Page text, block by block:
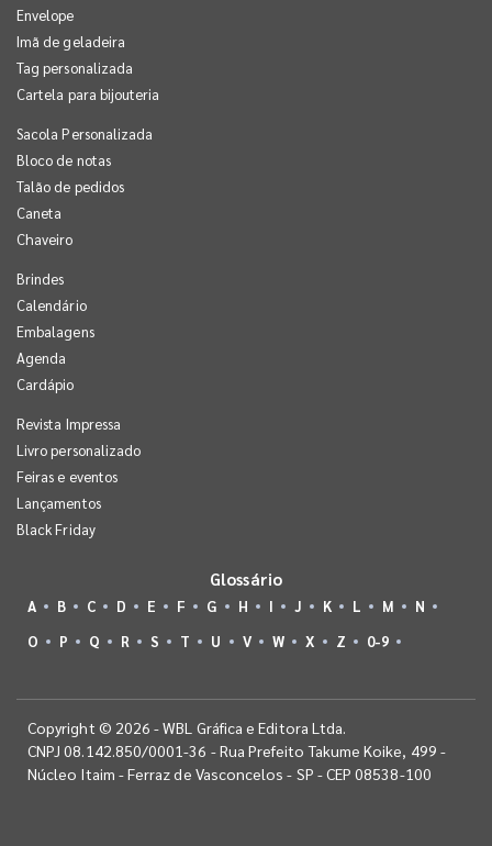
Envelope
Imã de geladeira
Tag personalizada
Cartela para bijouteria
Sacola Personalizada
Bloco de notas
Talão de pedidos
Caneta
Chaveiro
Brindes
Calendário
Embalagens
Agenda
Cardápio
Revista Impressa
Livro personalizado
Feiras e eventos
Lançamentos
Black Friday
Glossário
A B C D E F G H I J K L M
N
O
P Q R S T U V W X Z 0-9
Copyright © 2026 - WBL Gráfica e Editora Ltda.
CNPJ 08.142.850/0001-36 - Rua Prefeito Takume Koike, 499 -
Núcleo Itaim - Ferraz de Vasconcelos - SP - CEP 08538-100